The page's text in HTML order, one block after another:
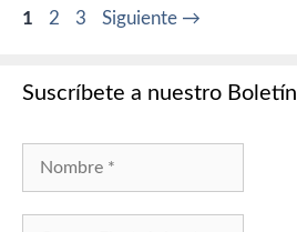
Página
1 Página
2 Página
3 Siguiente →
Suscríbete a nuestro Boletín